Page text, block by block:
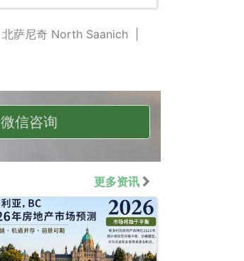
北萨尼奇 North Saanich
微信咨询
更多资讯